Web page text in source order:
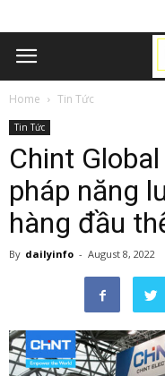
Home Tin Tức
Tin Tức
Chint
pháp năng
hàng đầu
By dailyinfo - August 8, 2022